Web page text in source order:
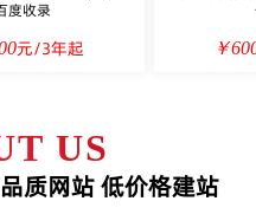
度收录
元/3年起
￥
US
质网站 低价格建站